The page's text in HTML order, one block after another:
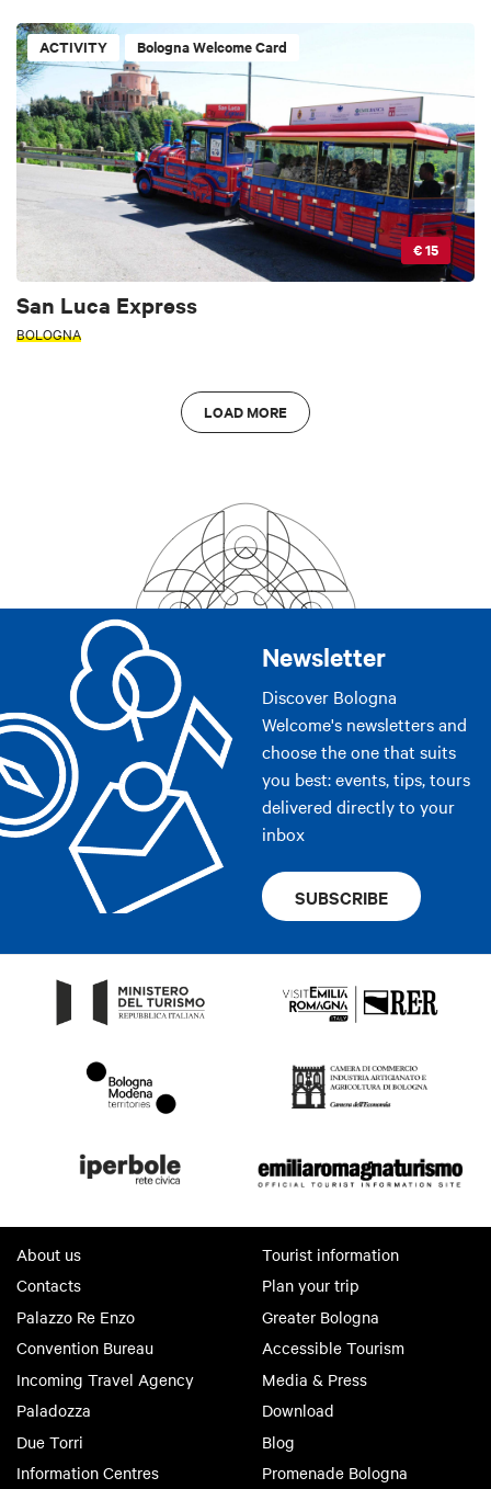
ACTIVITY Bologna Welcome Card
€ 15
San Luca Express
BOLOGNA
LOAD MORE
Newsletter
Discover Bologna
Welcome's newsletters and
choose the one that suits
you best: events, tips, tours
delivered directly to your
inbox
SUBSCRIBE
About us
Contacts
Palazzo Re Enzo
Convention Bureau
Incoming Travel Agency
Paladozza
Due Torri
Information Centres
Tourist information
Plan your trip
Greater Bologna
Accessible Tourism
Media & Press
Download
Blog
Promenade Bologna